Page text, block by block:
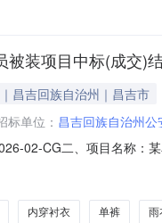
被装项目中标(成交)
昌吉回族自治州｜昌吉市
标单位： 昌吉回族自治州公
02-CG二、项目名称：
的信息：序号标项名称
内穿衬衣 单裤 雨